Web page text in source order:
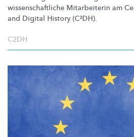
wissenschaftliche Mitarbeiterin am
and Digital History (C²DH).
C2DH